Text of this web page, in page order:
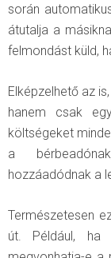
során
átutalja a
felmondást küld,
Elképzelhető az
hanem csak
költségeket
a
hozzáadódnak a
Természetesen
út. Például, ha